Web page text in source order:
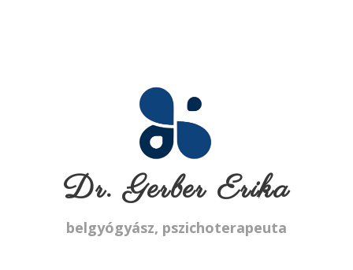
Dr. Gerber Erika
belgyógyász, pszichoterapeuta